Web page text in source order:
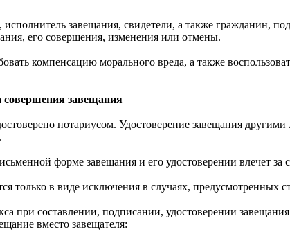
завещания, свидетели, а также гражданин,
его совершения, изменения или отмены.
компенсацию морального вреда, а также
завещания
нотариусом. Удостоверение завещания
форме завещания и его удостоверении влечет за
только в виде исключения в случаях, предусмотренных
при составлении, подписании, удостоверении
вместо завещателя: